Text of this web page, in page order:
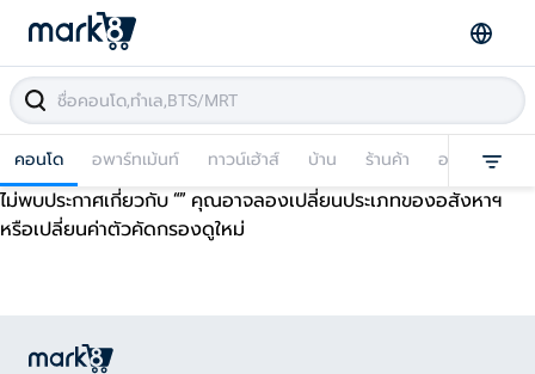
คอนโด อพาร์ทเม้นท์ ทาวน์เฮ้าส์ บ้าน ร้านค้า อาคารพาณิช
ไม่พบประกาศเกี่ยวกับ “” คุณอาจลองเปลี่ยนประเภทของอสังหาฯ
หรือเปลี่ยนค่าตัวคัดกรองดูใหม่